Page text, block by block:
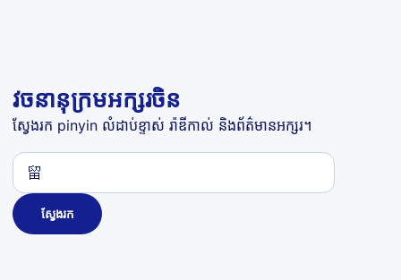
វចនានុក្រមអក្សរចិន
ស្វែងរក pinyin លំដាប់ខ្ទាស់ រ៉ាឌីកាល់ និងព័ត៌មានអក្សរ។
ស្វែងរក